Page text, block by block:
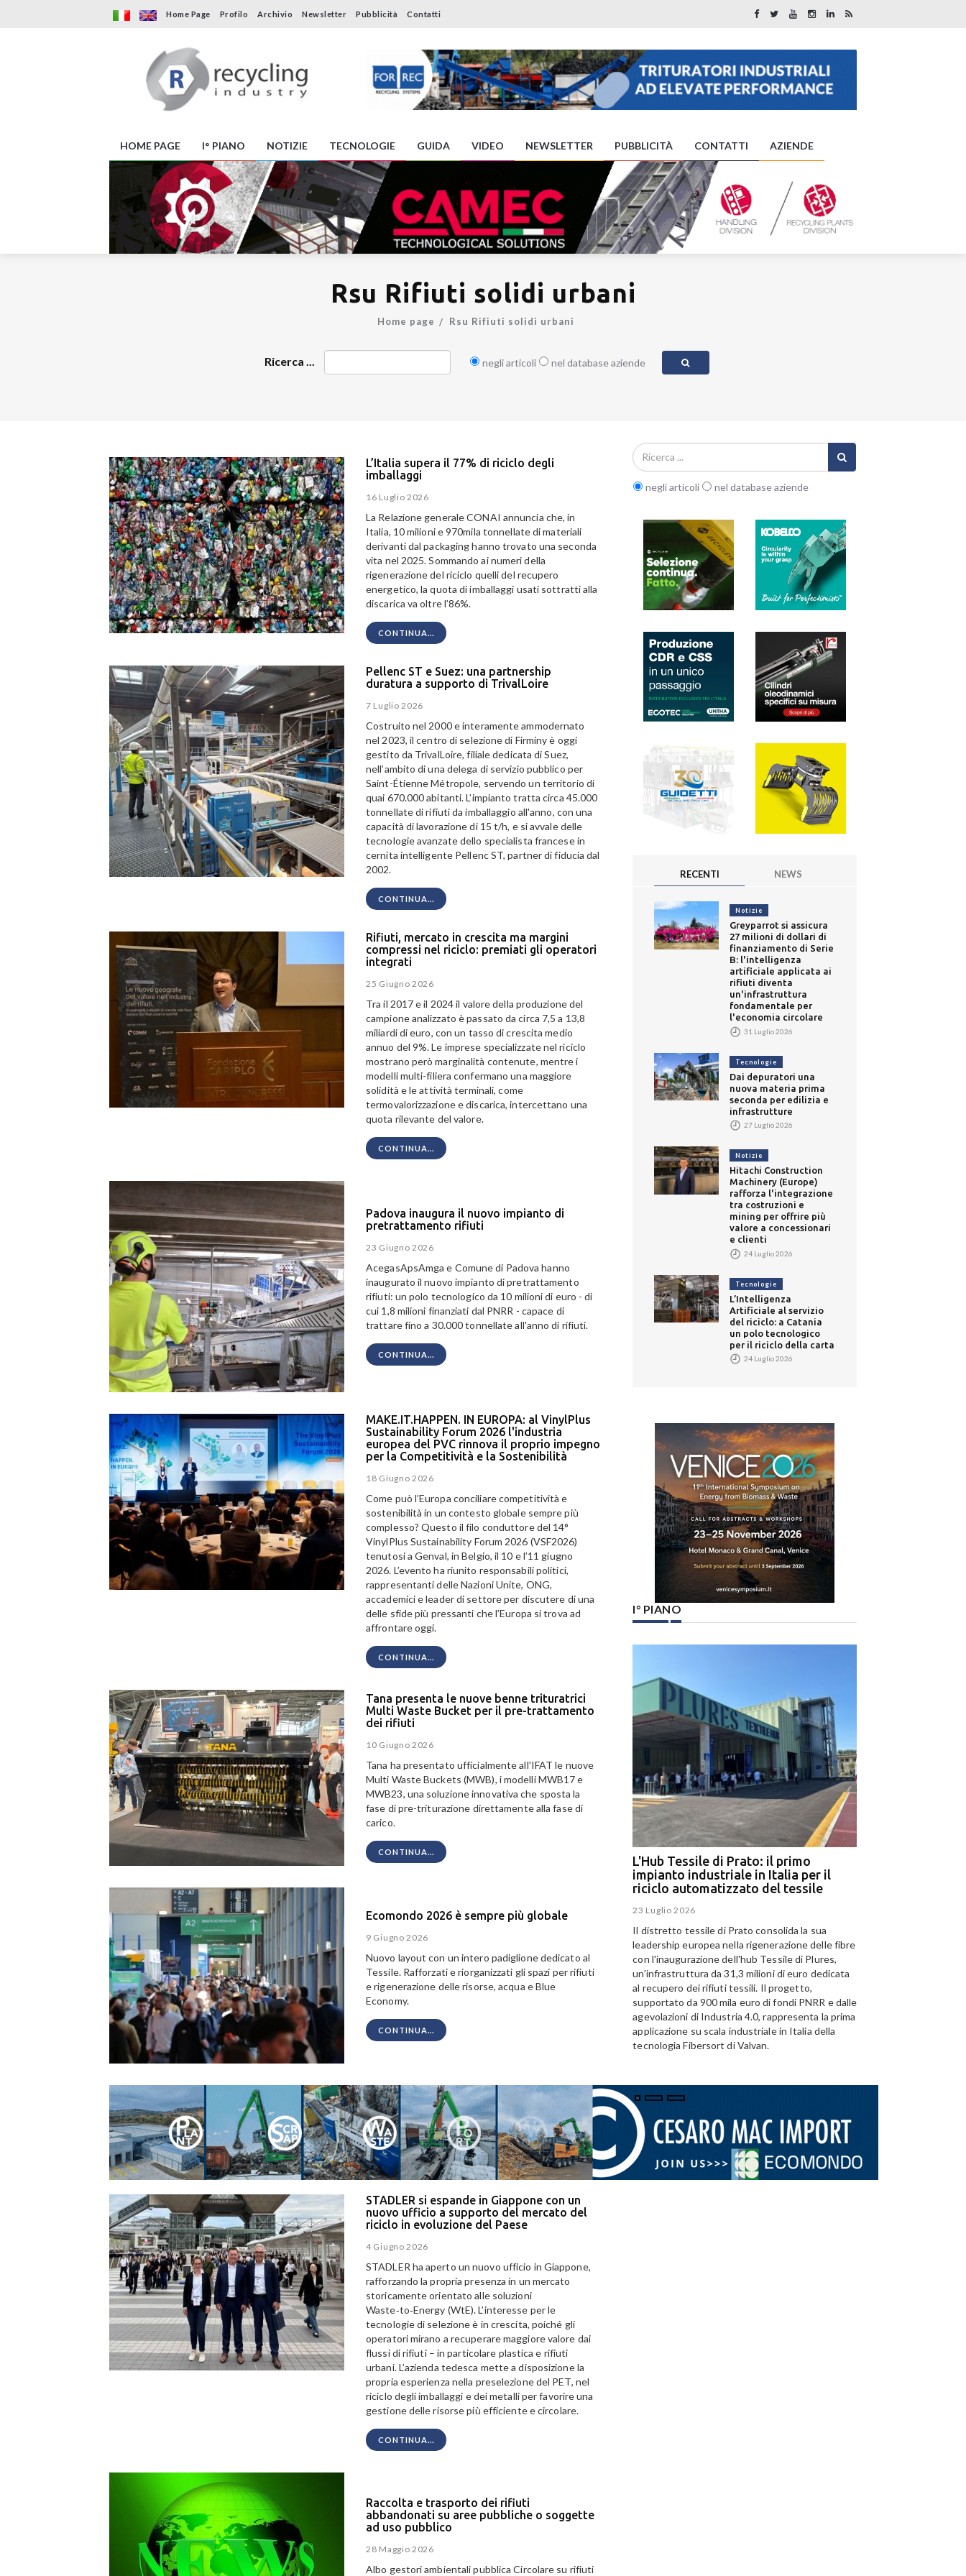
Home Page Profilo Archivio Newsletter Pubblicità Contatti
HOME PAGE I° PIANO NOTIZIE TECNOLOGIE GUIDA VIDEO NEWSLETTER PUBBLICITÀ CONTATTI AZIENDE
Rsu Rifiuti solidi urbani
Home page Rsu Rifiuti solidi urbani
Ricerca ... negli articoli nel database aziende
L’Italia supera il 77% di riciclo degli
imballaggi
16 Luglio 2026
La Relazione generale CONAI annuncia che, in
Italia, 10 milioni e 970mila tonnellate di materiali
derivanti dal packaging hanno trovato una seconda
vita nel 2025. Sommando ai numeri della
rigenerazione del riciclo quelli del recupero
energetico, la quota di imballaggi usati sottratti alla
discarica va oltre l’86%.
CONTINUA...
Pellenc ST e Suez: una partnership
duratura a supporto di TrivalLoire
7 Luglio 2026
Costruito nel 2000 e interamente ammodernato
nel 2023, il centro di selezione di Firminy è oggi
gestito da TrivalLoire, filiale dedicata di Suez,
nell’ambito di una delega di servizio pubblico per
Saint-Étienne Métropole, servendo un territorio di
quai 670.000 abitanti. L’impianto tratta circa 45.000
tonnellate di rifiuti da imballaggio all'anno, con una
capacità di lavorazione di 15 t/h, e si avvale delle
tecnologie avanzate dello specialista francese in
cernita intelligente Pellenc ST, partner di fiducia dal
2002.
CONTINUA...
Rifiuti, mercato in crescita ma margini
compressi nel riciclo: premiati gli operatori
integrati
25 Giugno 2026
Tra il 2017 e il 2024 il valore della produzione del
campione analizzato è passato da circa 7,5 a 13,8
miliardi di euro, con un tasso di crescita medio
annuo del 9%. Le imprese specializzate nel riciclo
mostrano però marginalità contenute, mentre i
modelli multi-filiera confermano una maggiore
solidità e le attività terminali, come
termovalorizzazione e discarica, intercettano una
quota rilevante del valore.
CONTINUA...
Padova inaugura il nuovo impianto di
pretrattamento rifiuti
23 Giugno 2026
AcegasApsAmga e Comune di Padova hanno
inaugurato il nuovo impianto di pretrattamento
rifiuti: un polo tecnologico da 10 milioni di euro - di
cui 1,8 milioni finanziati dal PNRR - capace di
trattare fino a 30.000 tonnellate all'anno di rifiuti.
CONTINUA...
MAKE.IT.HAPPEN. IN EUROPA: al VinylPlus
Sustainability Forum 2026 l'industria
europea del PVC rinnova il proprio impegno
per la Competitività e la Sostenibilità
18 Giugno 2026
Come può l’Europa conciliare competitività e
sostenibilità in un contesto globale sempre più
complesso? Questo il filo conduttore del 14°
VinylPlus Sustainability Forum 2026 (VSF2026)
tenutosi a Genval, in Belgio, il 10 e l’11 giugno
2026. L’evento ha riunito responsabili politici,
rappresentanti delle Nazioni Unite, ONG,
accademici e leader di settore per discutere di una
delle sfide più pressanti che l’Europa si trova ad
affrontare oggi.
CONTINUA...
Tana presenta le nuove benne trituratrici
Multi Waste Bucket per il pre-trattamento
dei rifiuti
10 Giugno 2026
Tana ha presentato ufficialmente all'IFAT le nuove
Multi Waste Buckets (MWB), i modelli MWB17 e
MWB23, una soluzione innovativa che sposta la
fase di pre-triturazione direttamente alla fase di
carico.
CONTINUA...
Ecomondo 2026 è sempre più globale
9 Giugno 2026
Nuovo layout con un intero padiglione dedicato al
Tessile. Rafforzati e riorganizzati gli spazi per rifiuti
e rigenerazione delle risorse, acqua e Blue
Economy.
CONTINUA...
STADLER si espande in Giappone con un
nuovo ufficio a supporto del mercato del
riciclo in evoluzione del Paese
4 Giugno 2026
STADLER ha aperto un nuovo ufficio in Giappone,
rafforzando la propria presenza in un mercato
storicamente orientato alle soluzioni
Waste‑to‑Energy (WtE). L’interesse per le
tecnologie di selezione è in crescita, poiché gli
operatori mirano a recuperare maggiore valore dai
flussi di rifiuti – in particolare plastica e rifiuti
urbani. L’azienda tedesca mette a disposizione la
propria esperienza nella preselezione del PET, nel
riciclo degli imballaggi e dei metalli per favorire una
gestione delle risorse più efficiente e circolare.
CONTINUA...
Raccolta e trasporto dei rifiuti
abbandonati su aree pubbliche o soggette
ad uso pubblico
28 Maggio 2026
Albo gestori ambientali pubblica Circolare su rifiuti
negli articoli nel database aziende
RECENTI NEWS
Notizie
Greyparrot si assicura
27 milioni di dollari di
finanziamento di Serie
B: l'intelligenza
artificiale applicata ai
rifiuti diventa
un'infrastruttura
fondamentale per
l'economia circolare
31 Luglio 2026
Tecnologie
Dai depuratori una
nuova materia prima
seconda per edilizia e
infrastrutture
27 Luglio 2026
Notizie
Hitachi Construction
Machinery (Europe)
rafforza l'integrazione
tra costruzioni e
mining per offrire più
valore a concessionari
e clienti
24 Luglio 2026
Tecnologie
L’Intelligenza
Artificiale al servizio
del riciclo: a Catania
un polo tecnologico
per il riciclo della carta
24 Luglio 2026
I° PIANO
L'Hub Tessile di Prato: il primo
impianto industriale in Italia per il
riciclo automatizzato del tessile
23 Luglio 2026
Il distretto tessile di Prato consolida la sua
leadership europea nella rigenerazione delle fibre
con l'inaugurazione dell'hub Tessile di Plures,
un'infrastruttura da 31,3 milioni di euro dedicata
al recupero dei rifiuti tessili. Il progetto,
supportato da 900 mila euro di fondi PNRR e dalle
agevolazioni di Industria 4.0, rappresenta la prima
applicazione su scala industriale in Italia della
tecnologia Fibersort di Valvan.